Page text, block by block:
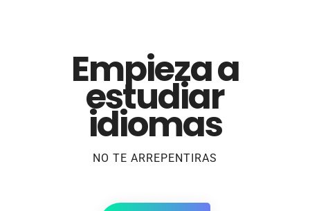
Empieza a
estudiar
idiomas
NO TE ARREPENTIRAS